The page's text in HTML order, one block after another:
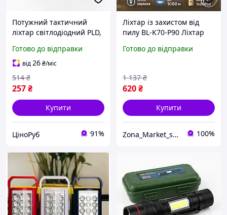
Потужний тактичний
ліхтар світлодіодний PLD,
ліхтарик, Яскравий
тактичний ліхтарик SQ-42
Готово до відправки
від26₴/міс
257₴
514 ₴
Купити
ЦіноРуб 91%
Ліхтар із захистом від
пилу BL-K70-P90 Ліхтар
Яскравий тактичний
Готово до відправки
620₴
1 137 ₴
Купити
Zona_Market_shop 100%